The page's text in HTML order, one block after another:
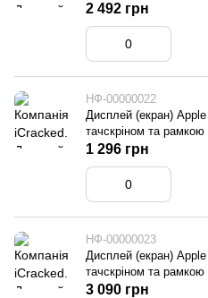
2 492 грн
НФ-00000022
Дисплей (екран)
тачскріном та рамкою
1 296 грн
НФ-00000023
Дисплей (екран)
тачскріном та рамкою
3 090 грн